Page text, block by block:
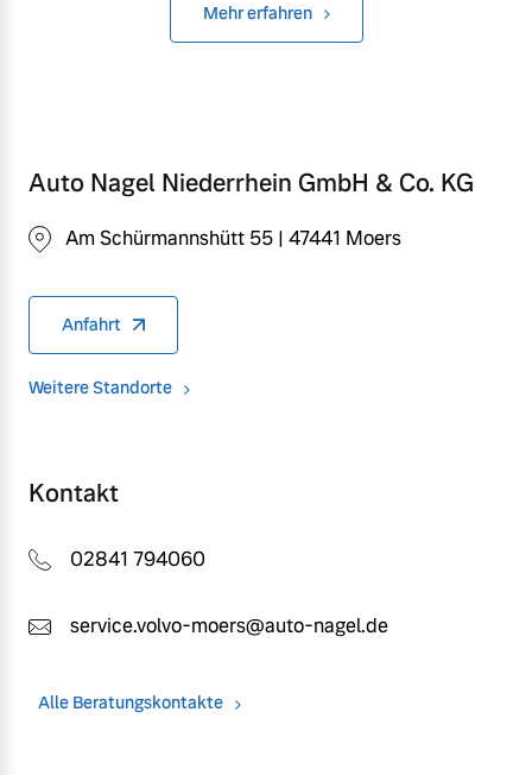
Mehr erfahren
Auto Nagel Niederrhein GmbH & Co. KG
Am Schürmannshütt 55 | 47441 Moers
Anfahrt
Weitere Standorte
Kontakt
02841 794060
service.volvo-moers@auto-nagel.de
Alle Beratungskontakte